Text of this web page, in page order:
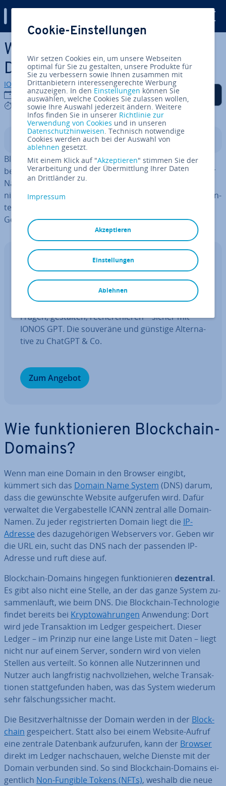
Zum Haupt­in­halt springen
Was sind Block­chain-
Domains?
IONOS Redaktion
06.11.2025
8 mins
Auf Facebook teilen
Auf Twitter teilen
Auf LinkedIn teilen
Als be­vor­zug­te Quelle
auf Google hin­zu­fü­gen
In­halts­ver­zeich­nis
Block­chain-Domains (häufig auch als „Crypto-Domains“
be­zeich­net) basieren auf einem al­ter­na­ti­ven System der
Na­mens­auf­lö­sung. Die neue Ent­wick­lung ist zwar noch
nicht mas­sen­taug­lich, ver­spricht aber bereits in­ter­es­san­
te Vorteile – z. B., dass man Block­chain-Domains im
Gegensatz zu klas­si­schen Domains kaufen kann.
IONOS GPT
Ihr sou­ve­rä­ner KI Assistent für mehr
Pro­duk­ti­vi­tät.
Fragen, gestalten, re­cher­chie­ren – sicher mit
IONOS GPT. Die souveräne und günstige Al­ter­na­
ti­ve zu ChatGPT & Co.
Zum Angebot
Wie funk­tio­nie­ren Block­chain-
Domains?
Wenn man eine Domain in den Browser eingibt,
kümmert sich das Domain Name System (DNS) darum,
dass die ge­wünsch­te Website auf­ge­ru­fen wird. Dafür
verwaltet die Ver­ga­be­stel­le ICANN zentral alle Domain-
Namen. Zu jeder re­gis­trier­ten Domain liegt die IP-
Adresse des da­zu­ge­hö­ri­gen Web­ser­vers vor. Geben wir
die URL ein, sucht das DNS nach der passenden IP-
Adresse und ruft diese auf.
Block­chain-Domains hingegen funk­tio­nie­ren dezentral.
Es gibt also nicht eine Stelle, an der das ganze System zu­
sam­men­läuft, wie beim DNS. Die Block­chain-Tech­no­lo­gie
findet bereits bei Kryp­to­wäh­run­gen Anwendung: Dort
wird jede Trans­ak­ti­on im Ledger ge­spei­chert. Dieser
Ledger – im Prinzip nur eine lange Liste mit Daten – liegt
nicht nur auf einem Server, sondern wird von vielen
Stellen aus verteilt. So können alle Nut­ze­rin­nen und
Nutzer auch lang­fris­tig nach­voll­zie­hen, welche Trans­ak­
tio­nen statt­ge­fun­den haben, was das System wiederum
sehr fäl­schungs­si­cher macht.
Die Be­sitz­ver­hält­nis­se der Domain werden in der Block­
chain ge­spei­chert. Statt also bei einem Website-Aufruf
eine zentrale Datenbank auf­zu­ru­fen, kann der Browser
direkt im Ledger nach­schau­en, welche Dienste mit der
Domain verbunden sind. So sind Block­chain-Domains ei­
gent­lich Non-Fungible Tokens (NFTs), weshalb die neue
Cookie-Einstellungen
Wir setzen Cookies ein, um unsere Webseiten
optimal für Sie zu gestalten, unsere Produkte für
Sie zu verbessern sowie Ihnen zusammen mit
Drittanbietern interessengerechte Werbung
anzuzeigen. In den Einstellungen können Sie
auswählen, welche Cookies Sie zulassen wollen,
sowie Ihre Auswahl jederzeit ändern. Weitere
Infos finden Sie in unserer Richtlinie zur
Verwendung von Cookies und in unseren
Datenschutzhinweisen. Technisch notwendige
Cookies werden auch bei der Auswahl von
ablehnen gesetzt.
Mit einem Klick auf "Akzeptieren" stimmen Sie der
Verarbeitung und der Übermittlung Ihrer Daten
an Drittländer zu.
Impressum
Akzeptieren
Ablehnen
Einstellungen